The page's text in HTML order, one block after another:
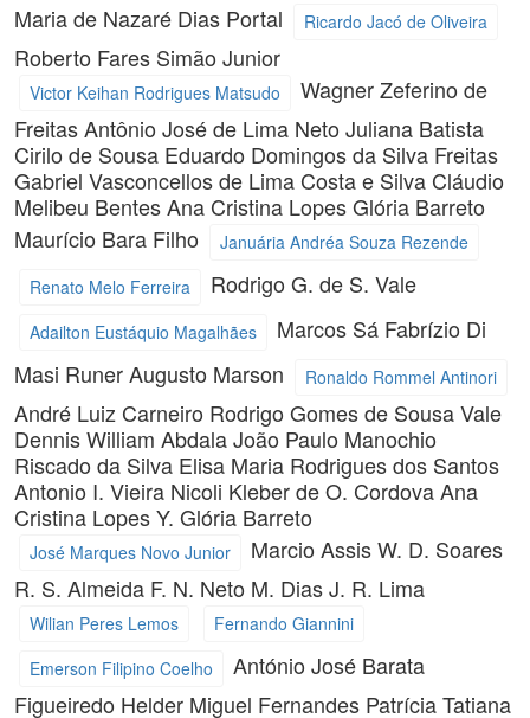
Maria de Nazaré Dias Portal
Ricardo Jacó de Oliveira
Roberto Fares Simão Junior
Victor Keihan Rodrigues Matsudo
Wagner Zeferino de
FreitasAntônio José de Lima Neto Juliana Batista
Cirilo de Sousa Eduardo Domingos da Silva Freitas
Gabriel Vasconcellos de Lima Costa e Silva Cláudio
Melibeu BentesAna Cristina LopesGlória Barreto
Maurício Bara Filho
Januária Andréa Souza Rezende
Renato Melo Ferreira
Rodrigo G. de S. Vale
Adailton Eustáquio Magalhães Marcos Sá Fabrízio Di
Masi Runer Augusto Marson Ronaldo Rommel Antinori
André Luiz Carneiro Rodrigo Gomes de Sousa Vale
Dennis William AbdalaJoão Paulo Manochio
Riscado da Silva Elisa Maria Rodrigues dos Santos
Antonio I. Vieira Nicoli Kleber de O. CordovaAna
Cristina Lopes Y. Glória Barreto
José Marques Novo Junior Marcio AssisW. D. Soares
R. S. Almeida F. N. Neto M. DiasJ. R. Lima
Wilian Peres Lemos
Fernando Giannini
Emerson Filipino Coelho
António José Barata
Figueiredo Helder Miguel Fernandes Patrícia Tatiana